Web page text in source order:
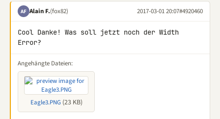
AF Alain F.(fox82) 2017-03-01 20:07#4920460
Cool Danke! Was soll jetzt noch der Width
Error?
Angehängte Dateien:
Eagle3.PNG(23 KB)